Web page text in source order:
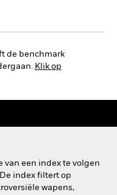
de benchmark
Klik op
van een index te volgen
index filtert op
wapens,